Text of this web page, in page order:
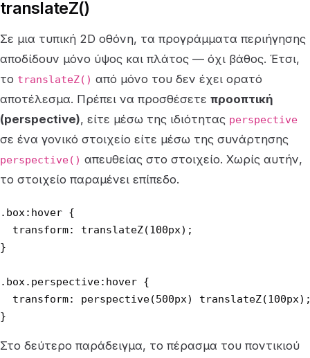
translateZ()
Σε μια τυπική 2D οθόνη, τα προγράμματα περιήγησης
αποδίδουν μόνο ύψος και πλάτος — όχι βάθος. Έτσι,
το translateZ() από μόνο του δεν έχει ορατό
αποτέλεσμα. Πρέπει να προσθέσετε προοπτική
(perspective), είτε μέσω της ιδιότητας perspective
σε ένα γονικό στοιχείο είτε μέσω της συνάρτησης
perspective() απευθείας στο στοιχείο. Χωρίς αυτήν,
το στοιχείο παραμένει επίπεδο.
.box:hover {
  transform: translateZ(100px);
}
.box.perspective:hover {
transform: perspective(500px)
}
Στο δεύτερο παράδειγμα, το πέρασμα του ποντικιού